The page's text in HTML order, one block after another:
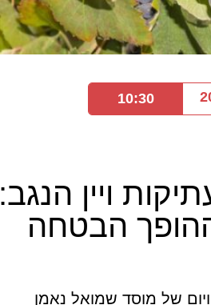
10:30
ויין הנגב:
הבטחה
של מוסד שמואל נאמן